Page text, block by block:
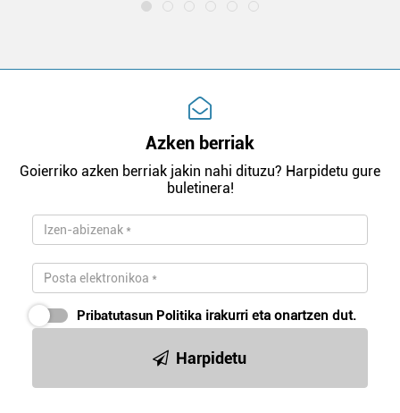
Azken berriak
Goierriko azken berriak jakin nahi dituzu? Harpidetu gure
buletinera!
Pribatutasun Politika irakurri eta onartzen dut.
Harpidetu